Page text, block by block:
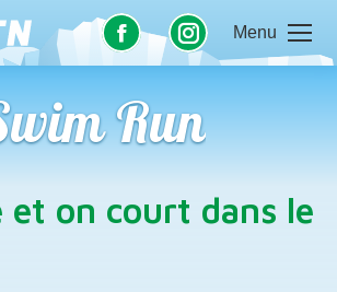
Menu
La
Facebook
dans
La
Instagram
dans
Run
et on court dans le